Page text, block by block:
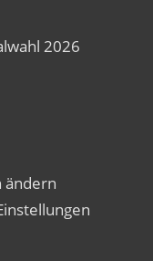
2026
ändern